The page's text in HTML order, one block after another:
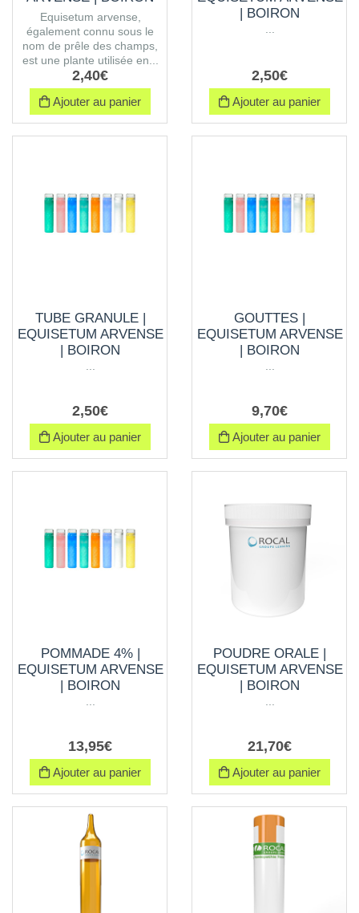
Equisetum arvense,
également connu sous le
nom de prêle des champs,
est une plante utilisée en...
2,40€
Ajouter au panier
| BOIRON
2,50€
Ajouter au panier
TUBE GRANULE |
EQUISETUM ARVENSE
| BOIRON
2,50€
Ajouter au panier
GOUTTES |
EQUISETUM ARVENSE
| BOIRON
9,70€
Ajouter au panier
POMMADE 4% |
EQUISETUM ARVENSE
| BOIRON
13,95€
Ajouter au panier
POUDRE ORALE |
EQUISETUM ARVENSE
| BOIRON
21,70€
Ajouter au panier